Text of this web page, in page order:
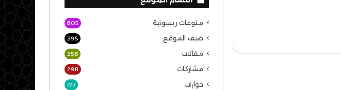
منوعات ريسونية 805
ضيف الموقع 395
مقالات 358
مشاركات 298
حوارات 177